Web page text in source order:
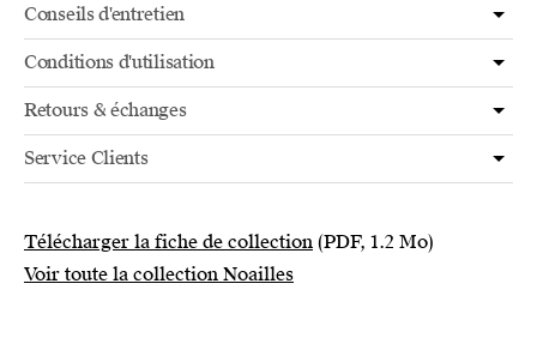
Conseils d'entretien
Conditions d'utilisation
Retours & échanges
Service Clients
Télécharger la fiche de collection (PDF, 1.2 Mo)
Voir toute la collection Noailles